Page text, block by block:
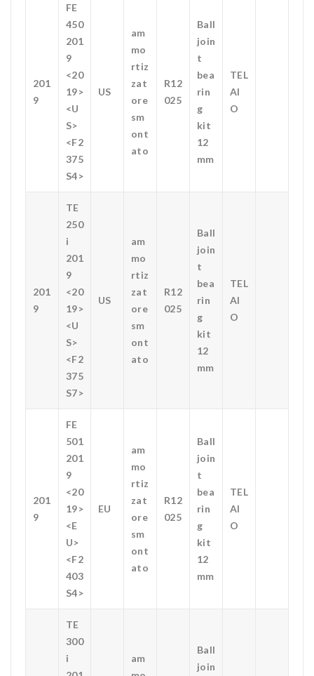
201
9
FE
450
201
9
<20
19>
<U
S>
<F2
375
S4>
US
am
mo
rtiz
zat
ore
sm
ont
ato
R12
025
Ball
join
t
bea
rin
g
kit
12
mm
TEL
AI
O
201
9
TE
250
i
201
9
<20
19>
<U
S>
<F2
375
S7>
US
am
mo
rtiz
zat
ore
sm
ont
ato
R12
025
Ball
join
t
bea
rin
g
kit
12
mm
TEL
AI
O
201
9
FE
501
201
9
<20
19>
<E
U>
<F2
403
S4>
EU
am
mo
rtiz
zat
ore
sm
ont
ato
R12
025
Ball
join
t
bea
rin
g
kit
12
mm
TEL
AI
O
TE
300
i
am
Ball
join